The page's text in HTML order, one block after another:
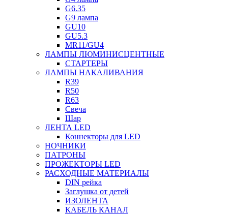
G6.35
G9 лампа
GU10
GU5.3
MR11/GU4
ЛАМПЫ ЛЮМИНИСЦЕНТНЫЕ
СТАРТЕРЫ
ЛАМПЫ НАКАЛИВАНИЯ
R39
R50
R63
Свеча
Шар
ЛЕНТА LED
Коннекторы для LED
НОЧНИКИ
ПАТРОНЫ
ПРОЖЕКТОРЫ LED
РАСХОДНЫЕ МАТЕРИАЛЫ
DIN рейка
Заглушка от детей
ИЗОЛЕНТА
КАБЕЛЬ КАНАЛ